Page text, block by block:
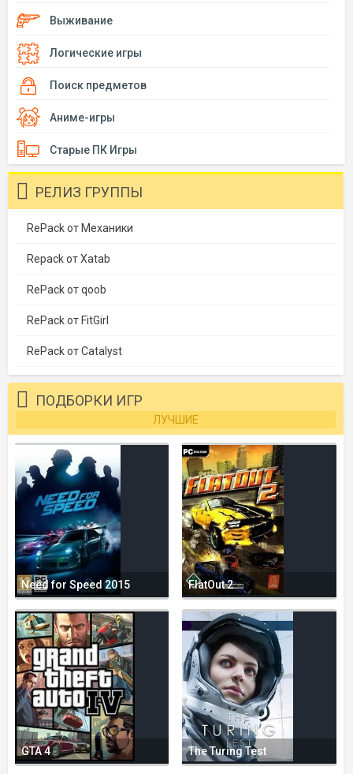
Выживание
Логические игры
Поиск предметов
Аниме-игры
Старые ПК Игры
РЕЛИЗ ГРУППЫ
RePack от Механики
Repack от Xatab
RePack от qoob
RePack от FitGirl
RePack от Catalyst
ПОДБОРКИ ИГР
ЛУЧШИЕ
Need for Speed 2015 FlatOut 2
GTA 4 The Turing Test